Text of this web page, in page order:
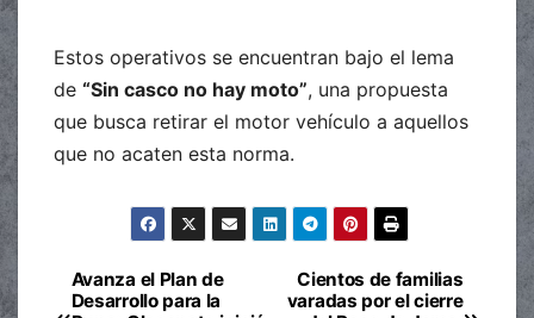
Estos operativos se encuentran bajo el lema
de “Sin casco no hay moto”, una propuesta
que busca retirar el motor vehículo a aquellos
que no acaten esta norma.
Navegación
Cientos de familias
varadas por el cierre
Avanza el Plan de
Desarrollo para la